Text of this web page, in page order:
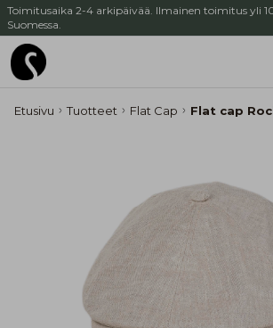
Toimitusaika 2-4 arkipäivää. Ilmainen toimitus yli
Suomessa.
Etusivu Tuotteet Flat Cap Flat cap